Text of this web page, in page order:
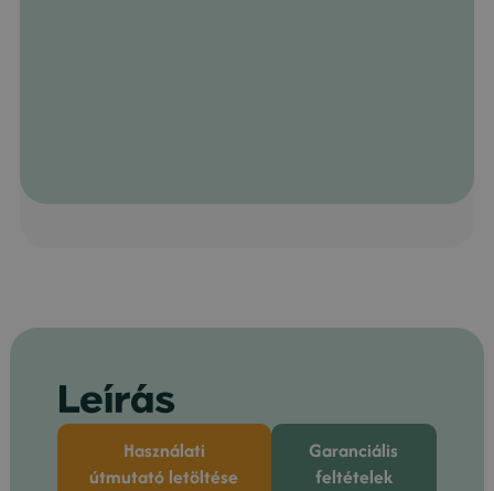
Leírás
Használati
útmutató letöltése
Garanciális
feltételek